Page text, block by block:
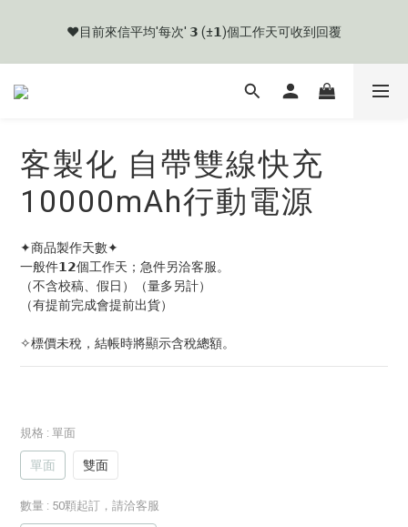
知。
❤️目前來信平均'每次' 𝟯 (±𝟭)個工作天可收到回覆
🧡目前商品製作天數約 𝟳 ~ 𝟭𝟮 個工作天起
網路購物有流程規則，為保購物愉快，購買前應詳閱商品購物須
知。
客製化 自帶雙線快充
10000mAh行動電源
✦商品製作天數✦
一般件𝟭𝟮個工作天；急件另洽客服。
（不含校稿、假日）（量多另計）
（有提前完成會提前出貨）
✧標價未稅，結帳時將顯示含稅總額。
規格 : 單面
單面 雙面
數量 : 50顆起訂，請洽客服